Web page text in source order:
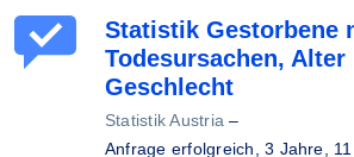
Statistik Gestorbene
Todesursachen, Alter
Geschlecht
Statistik Austria –
Anfrage erfolgreich,3 Jahre,